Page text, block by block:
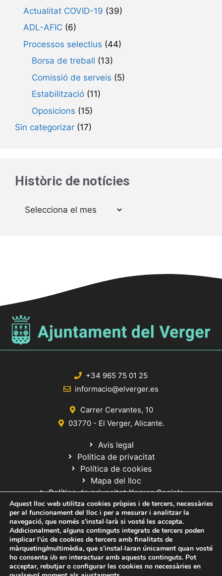
Actualitat COVID-19 (39)
ADL-AFIC (6)
Processos selectius (44)
Borsa de treball (13)
Comissió de serveis (5)
Estabilització (11)
Oposicions (15)
Sin categorizar (17)
Històric de notícies
Arxius
+34 965 75 01 25
informacio@elverger.es
Carrer Cervantes, 10
03770 - El Verger, Alicante.
Avis legal
Política de privacitat
Política de cookies
Mapa del lloc
Política de privacitat Xarxes Socials
© 2020 Web desarrollada por el Servicio de Informática de Diputación
de Alicante
Aquest lloc web utilitza cookies pròpies i de tercers, necessàries
per al funcionament del lloc i per a mesurar i analitzar la
navegació, que només s'instal·larà si vosté les accepta.
Addicionalment, alguns continguts integrats de tercers poden
implicar l'ús de cookies de tercers amb finalitats de
màrqueting/multimèdia, que s'instal·laran únicament quan vosté
ho consenta i/o en interactuar amb aquests continguts. Pot
acceptar, rebutjar o configurar les cookies no necessàries en